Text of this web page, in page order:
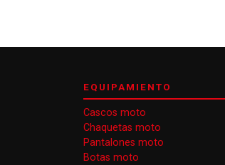
EQUIPAMIENTO
Cascos moto
Chaquetas moto
Pantalones moto
Botas moto